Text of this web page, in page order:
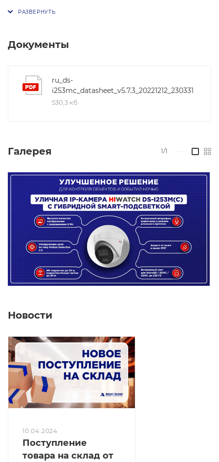
разрешение: 1920 × 1080 @30к/с; Видеосжание:
10/100 М Ethernet, Встроенный микрофон.
Локальное хранилище- SD/SDHC/SDXC слот;
Потребляема мощность: макс. 6.5 Вт, Рабочие
Документы
ru_ds-
i253mc_datasheet_v5.7.3_20221212_230331
530,3 кб
Галерея 1/1
Новости
10.04.2024
Поступление
товара на склад от